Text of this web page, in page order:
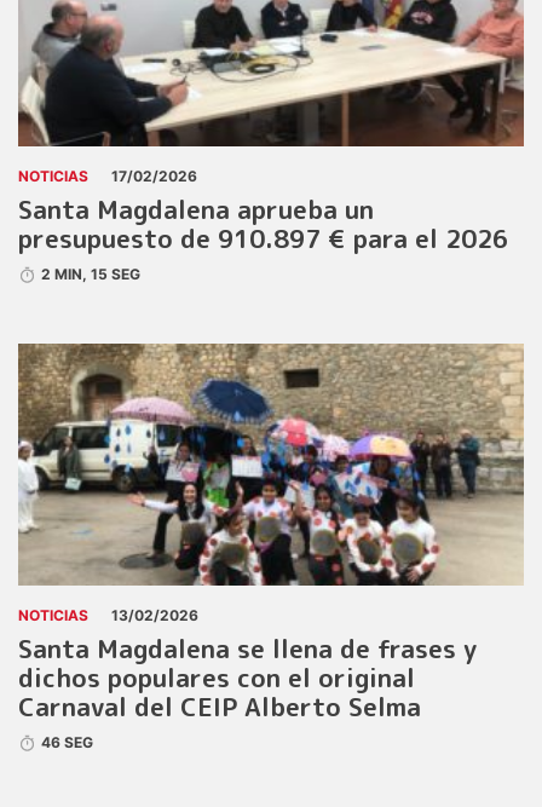
NOTICIAS 17/02/2026
Santa Magdalena aprueba un
presupuesto de 910.897 € para el 2026
2 MIN, 15 SEG
NOTICIAS 13/02/2026
Santa Magdalena se llena de frases y
dichos populares con el original
Carnaval del CEIP Alberto Selma
46 SEG